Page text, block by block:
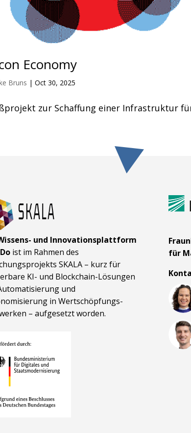
Economy
Bruns |Oct 30, 2025
zur Schaffung einer Infrastruktur
und Innovationsplattform
ist im Rahmen des
SKALA – kurz für
KI- und Block­chain-Lösungen
und
in Wert­schöpfungs­
– aufgesetzt worden.
für